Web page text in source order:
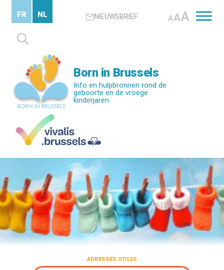
content
NIEUWSBRIEF AAA
Zoeken
naar:
FR NL
Born in Brussels
Info en hulpbronnen rond de
geboorte en de vroege
kinderjaren
ADRESSES UTILES